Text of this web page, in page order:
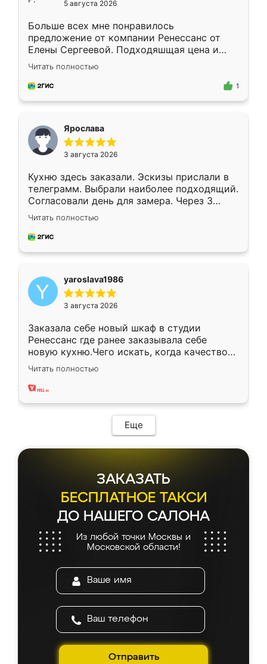
5 августа 2026
Больше всех мне понравилось
предложение от компании Ренессанс от
Елены Сергеевой. Подходяшщая цена и
короткие сроки изготовления. Приехавший
для замера сотрудник Владислав
предложил по моему эскизу самый
Читать полностью
1
Ярослава
3 августа 2026
Кухню здесь заказали. Эскизы прислали в
телеграмм. Выбрали наиболее подходящий.
Согласовали день для замера. Через 3
недели кухня была уже готова. Остались
довольны работой. Спасибо Ренессанс
мебель за качественную работу!
Читать полностью
yaroslava1986
3 августа 2026
Заказала себе новый шкаф в студии
Ренессанс где ранее заказывала себе
новую кухню.Чего искать, когда качеством
вполне довольна. Служит кухня уже почти
два года, нареканий нет.
Читать полностью
Еще
ЗАКАЗАТЬ
БЕСПЛАТНОЕ ТАКСИ
ДО НАШЕГО САЛОНА
Из любой точки Москвы и
Московской области!
Отправить